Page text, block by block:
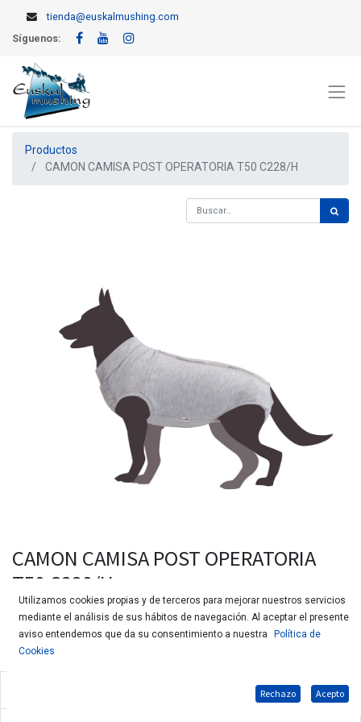
tienda@euskalmushing.com
Síguenos:
Productos
CAMON CAMISA POST OPERATORIA T50 C228/H
CAMON CAMISA POST OPERATORIA
T50 C228/H
Utilizamos cookies propias y de terceros para mejorar nuestros servicios
mediante el análisis de sus hábitos de navegación. Al aceptar el presente
aviso entendemos que da su consentimiento a nuestra
Política de
Cookies
Rechazo Acepto